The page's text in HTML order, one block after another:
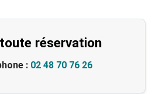
réservation
: 02 48 70 76 26